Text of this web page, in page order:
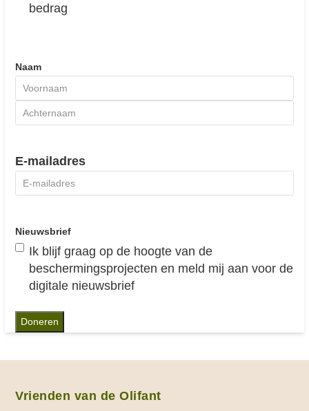
bedrag
Naam
Voornaam
E-mailadres
Nieuwsbrief
Ik blijf graag op de hoogte van de
beschermingsprojecten en meld mij aan voor de
digitale nieuwsbrief
Vrienden van de Olifant